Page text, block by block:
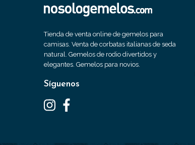
Tienda de venta online de gemelos para
camisas. Venta de corbatas italianas de seda
natural. Gemelos de rodio divertidos y
elegantes. Gemelos para novios.
Síguenos